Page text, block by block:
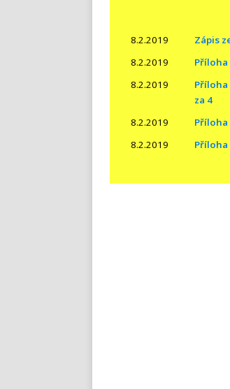
8.2.2019
Zápis
8.2.2019
Příloha
8.2.2019
Příloha
za 4
8.2.2019
Příloha
8.2.2019
Příloha